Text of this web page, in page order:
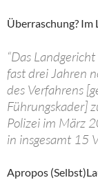
Überraschung? Im
“Das
fast drei Jahren
des Verfahrens
Führungskader]
Polizei im März
in insgesamt 15
Apropos